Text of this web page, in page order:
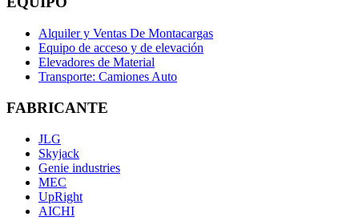
Alquiler y Ventas De Montacargas
Equipo de acceso y de elevación
Elevadores de Material
Transporte: Camiones Auto
FABRICANTE
JLG
Skyjack
Genie industries
MEC
UpRight
AICHI